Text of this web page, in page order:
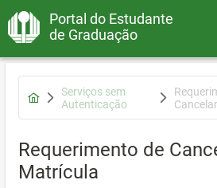
Portal do Estudante
de Graduação
Serviços sem
Autenticação
Requerimento de
Matrícula